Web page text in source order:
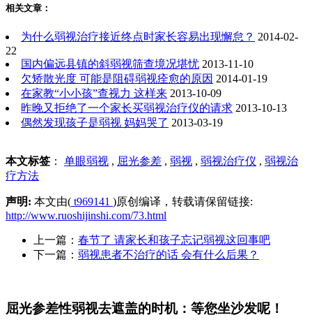
相关文章：
为什么弱视治疗接近终点时家长容易出现懈怠？ 2014-02-
22
国内偏远县镇的斜弱视筛查境况堪忧 2013-11-10
欠矫散光度 可能是阻碍弱视痊愈的原因 2014-01-19
在家教“小小孩”查视力 这样来 2013-10-09
昨晚又拒绝了一个家长买弱视治疗仪的请求 2013-10-13
偶然发现孩子是弱视 妈妈哭了 2013-03-19
本文标签 ： 单眼弱视 , 屈光参差 , 弱视 , 弱视治疗仪 , 弱视治
疗方法
声明: 本文由( t969141 )原创编译，转载请保留链接:
http://www.ruoshijinshi.com/73.html
上一篇： 春节了 请家长和孩子忘记弱视这回事吧
下一篇： 弱视患者不治疗的话 会有什么后果？
屈光参差性弱视去遮盖的时机：等您坐沙发呢！